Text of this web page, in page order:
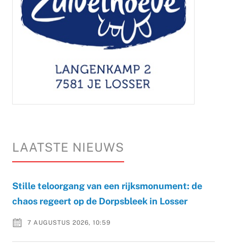
LAATSTE NIEUWS
Stille teloorgang van een rijksmonument: de
chaos regeert op de Dorpsbleek in Losser
7 AUGUSTUS 2026, 10:59